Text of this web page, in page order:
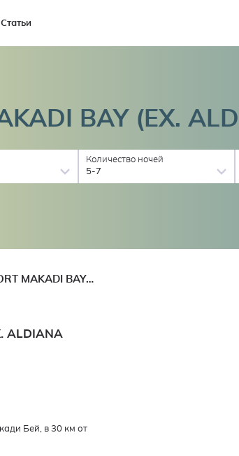
Статьи
BAY (EX.
Количество ночей
5-7
CLEOPATRA LUXURY RESORT MAKADI BAY (EX. ALDIANA MAKADI)
ALDIANA
Бей, в 30 км от